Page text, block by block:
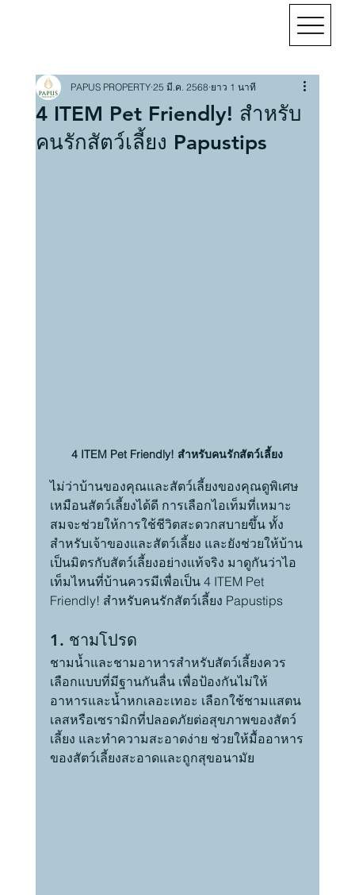
4 ITEM Pet Friendly! สำหรับ
คนรักสัตว์เลี้ยง Papustips
PAPUS PROPERTY 25 มี.ค. 2568 ยาว 1 นาที
4 ITEM Pet Friendly! สำหรับคนรักสัตว์เลี้ยง
ไม่ว่าบ้านของคุณและสัตว์เลี้ยงของคุณดูพิเศษ
เหมือนสัตว์เลี้ยงได้ดี การเลือกไอเท็มที่เหมาะ
สมจะช่วยให้การใช้ชีวิตสะดวกสบายขึ้น ทั้ง
สำหรับเจ้าของและสัตว์เลี้ยง และยังช่วยให้บ้าน
เป็นมิตรกับสัตว์เลี้ยงอย่างแท้จริง มาดูกันว่าไอ
เท็มไหนที่บ้านควรมีเพื่อเป็น 4 ITEM Pet
Friendly! สำหรับคนรักสัตว์เลี้ยง Papustips
1. ชามโปรด
ชามน้ำและชามอาหารสำหรับสัตว์เลี้ยงควร
เลือกแบบที่มีฐานกันลื่น เพื่อป้องกันไม่ให้
อาหารและน้ำหกเลอะเทอะ เลือกใช้ชามแสตน
เลสหรือเซรามิกที่ปลอดภัยต่อสุขภาพของสัตว์
เลี้ยง และทำความสะอาดง่าย ช่วยให้มื้ออาหาร
ของสัตว์เลี้ยงสะอาดและถูกสุขอนามัย